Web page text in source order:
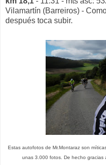
Vilamartín (Barreiros) -
después toca subir.
Estas autofotos de Mr.Montaraz son
unas 3.000 fotos. De hecho gracias